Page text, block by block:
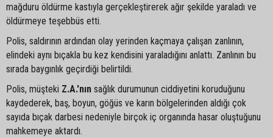
mağduru öldürme kastıyla gerçekleştirerek ağır şekilde yaraladı ve
öldürmeye teşebbüs etti.
Polis, saldırının ardından olay yerinden kaçmaya çalışan zanlının,
elindeki aynı bıçakla bu kez kendisini yaraladığını anlattı. Zanlının bu
sırada baygınlık geçirdiği belirtildi.
Polis, müşteki Z.A.'nın sağlık durumunun ciddiyetini koruduğunu
kaydederek, baş, boyun, göğüs ve karın bölgelerinden aldığı çok
sayıda bıçak darbesi nedeniyle birçok iç organında hasar oluştuğunu
mahkemeye aktardı.